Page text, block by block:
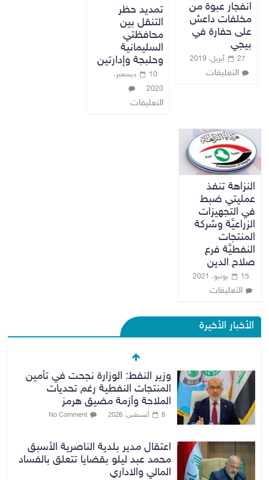
انفجار عبوة من
مخلفات داعش
على حفارة في
بيجي
27 أبريل، 2019
التعليقات
تمديد حظر
التنقل بين
محافظتي
السليمانية
وحلبجة وإدارتين
10 ديسمبر،
2020
التعليقات
النزاهة تنفذ
عمليتي ضبط
في التجهيزات
الزراعيَّة وشركة
المنتجات
النفطيَّة فرع
صلاح الدين
15 يونيو، 2021
التعليقات
الأخبار الأخيرة
وزير النفط: الوزارة نجحت في تأمين
المنتجات النفطية رغم تحديات
الملاحة وأزمة مضيق هرمز
8 أغسطس، 2026 No Comment
اعتقال مدير بلدية الناصرية الأسبق
محمد عبد ليلو بقضايا تتعلق بالفساد
المالي والاداري